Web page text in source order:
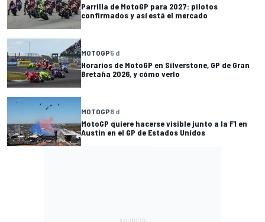
Parrilla de MotoGP para 2027: pilotos
confirmados y así está el mercado
MOTOGP5 d
Horarios de MotoGP en Silverstone, GP de Gran
Bretaña 2026, y cómo verlo
MOTOGP8 d
MotoGP quiere hacerse visible junto a la F1 en
Austin en el GP de Estados Unidos